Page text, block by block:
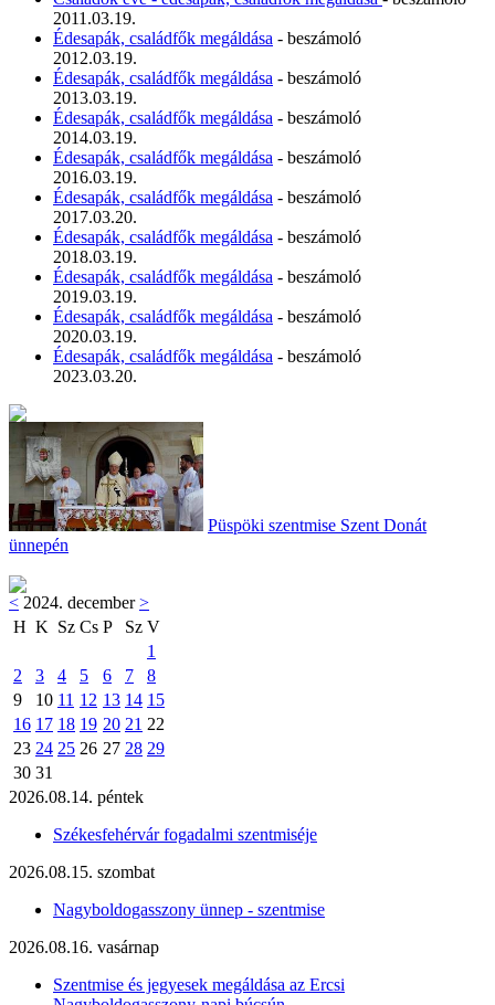
2011.03.19.
Édesapák, családfők megáldása - beszámoló
2012.03.19.
Édesapák, családfők megáldása - beszámoló
2013.03.19.
Édesapák, családfők megáldása - beszámoló
2014.03.19.
Édesapák, családfők megáldása - beszámoló
2016.03.19.
Édesapák, családfők megáldása - beszámoló
2017.03.20.
Édesapák, családfők megáldása - beszámoló
2018.03.19.
Édesapák, családfők megáldása - beszámoló
2019.03.19.
Édesapák, családfők megáldása - beszámoló
2020.03.19.
Édesapák, családfők megáldása - beszámoló
2023.03.20.
Püspöki szentmise Szent Donát
ünnepén
< 2024. december>
H K Sz Cs P Sz V
1
2
3 4 5 6 7
8
9
10 11 12 13 14 15
16 17 18 19 20 21 22
23 24 25 26 27 28 29
30 31
2026.08.14. péntek
Székesfehérvár fogadalmi szentmiséje
2026.08.15. szombat
Nagyboldogasszony ünnep - szentmise
2026.08.16. vasárnap
Szentmise és jegyesek megáldása az Ercsi